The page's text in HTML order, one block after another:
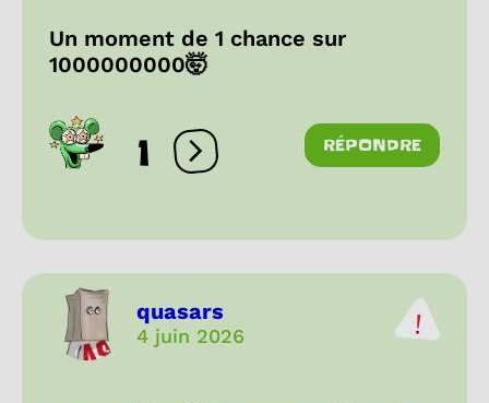
Un moment de 1 chance sur
1000000000🤯
1 Ouvrir les réactions
RÉPONDRE
quasars
4 juin 2026